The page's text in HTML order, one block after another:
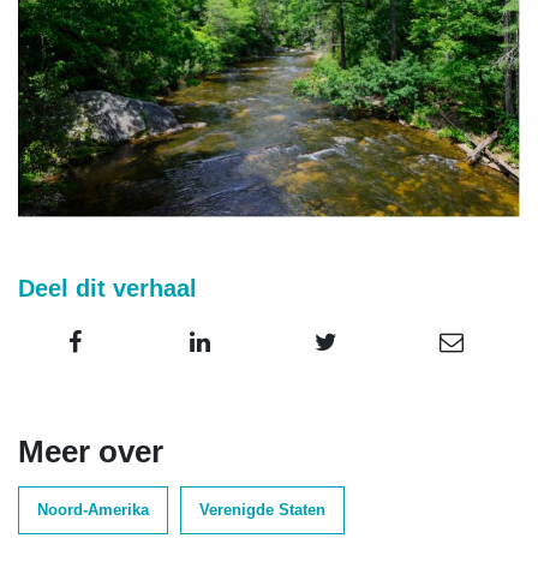
Deel dit verhaal
Meer over
Noord-Amerika Verenigde Staten